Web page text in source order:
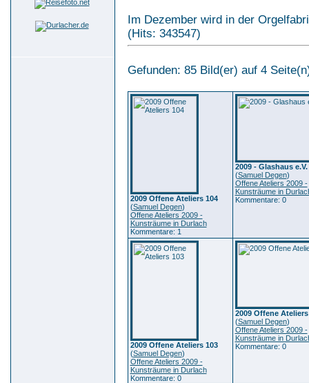
Im Dezember wird in der
(Hits: 343547)
Gefunden: 85 Bild(er) auf 4
2009 Offene Ateliers 104
(Samuel Degen)
Offene Ateliers 2009 -
Kunsträume in Durlach
Kommentare: 1
2009 - Glashaus e.V.
(Samuel Degen)
Offene Ateliers 2009 -
Kunsträume in
Kommentare: 0
2009 Offene Ateliers 103
(Samuel Degen)
Offene Ateliers 2009 -
Kunsträume in Durlach
Kommentare: 0
2009 Offene Ateliers
(Samuel Degen)
Offene Ateliers 2009 -
Kunsträume in
Kommentare: 0